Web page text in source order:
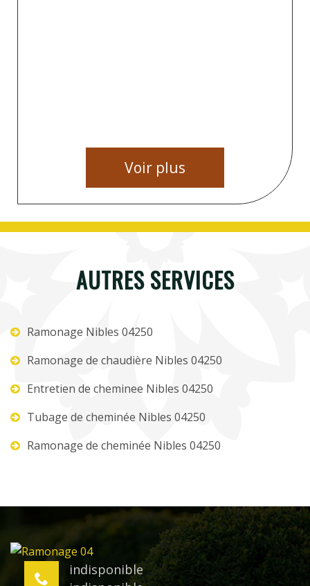
Voir plus
AUTRES SERVICES
Ramonage Nibles 04250
Ramonage de chaudière Nibles 04250
Entretien de cheminee Nibles 04250
Tubage de cheminée Nibles 04250
Ramonage de cheminée Nibles 04250
indisponible